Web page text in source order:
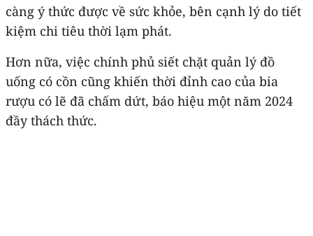
càng ý thức được về sức khỏe, bên cạnh lý do tiết
kiệm chi tiêu thời lạm phát.
Hơn nữa, việc chính phủ siết chặt quản lý đồ
uống có cồn cũng khiến thời đỉnh cao của bia
rượu có lẽ đã chấm dứt, báo hiệu một năm 2024
đầy thách thức.